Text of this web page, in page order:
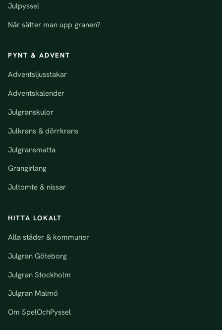
Julpyssel
När sätter man upp granen?
PYNT & ADVENT
Adventsljusstakar
Adventskalender
Julgranskulor
Julkrans & dörrkrans
Julgransmatta
Grangirlang
Jultomte & nissar
HITTA LOKALT
Alla städer & kommuner
Julgran Göteborg
Julgran Stockholm
Julgran Malmö
Om SpelOchPyssel